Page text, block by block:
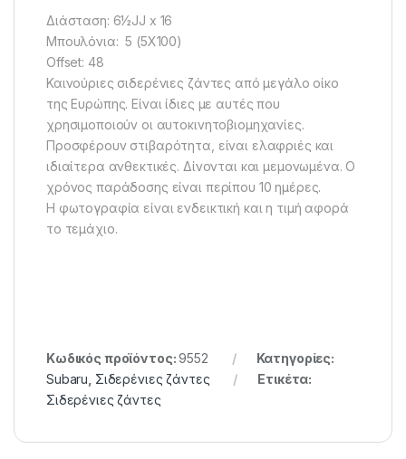
Διάσταση: 6½JJ x 16
Mπουλόνια: 5 (5Χ100)
Offset: 48
Καινούριες σιδερένιες ζάντες από μεγάλο οίκο
της Ευρώπης. Είναι ίδιες με αυτές που
χρησιμοποιούν οι αυτοκινητοβιομηχανίες.
Προσφέρουν στιβαρότητα, είναι ελαφριές και
ιδιαίτερα ανθεκτικές. Δίνονται και μεμονωμένα. Ο
χρόνος παράδοσης είναι περίπου 10 ημέρες.
Η φωτογραφία είναι ενδεικτική και η τιμή αφορά
το τεμάχιο.
Κωδικός προϊόντος:9552
Κατηγορίες:
Subaru Σιδερένιες ζάντες
Ετικέτα:
Σιδερένιες ζάντες